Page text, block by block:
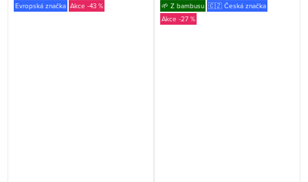
Evropská značka -43 % 🌱 Z bambusu 🇨🇿 Česká značka
-27 %